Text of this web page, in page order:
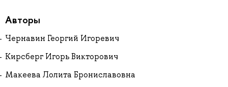
Авторы
Чернавин Георгий Игоревич
Кирсберг Игорь Викторович
Макеева Лолита Брониславовна